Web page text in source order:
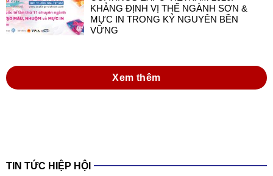
KHẲNG ĐỊNH VỊ THẾ NGÀNH SƠN &
MỰC IN TRONG KỶ NGUYÊN BỀN
VỮNG
Xem thêm
TIN TỨC HIỆP HỘI